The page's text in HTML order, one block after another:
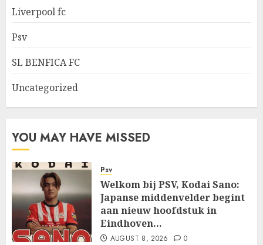
Liverpool fc
Psv
SL BENFICA FC
Uncategorized
YOU MAY HAVE MISSED
Psv
Welkom bij PSV, Kodai Sano:
Japanse middenvelder begint
aan nieuw hoofdstuk in
Eindhoven…
AUGUST 8, 2026 0